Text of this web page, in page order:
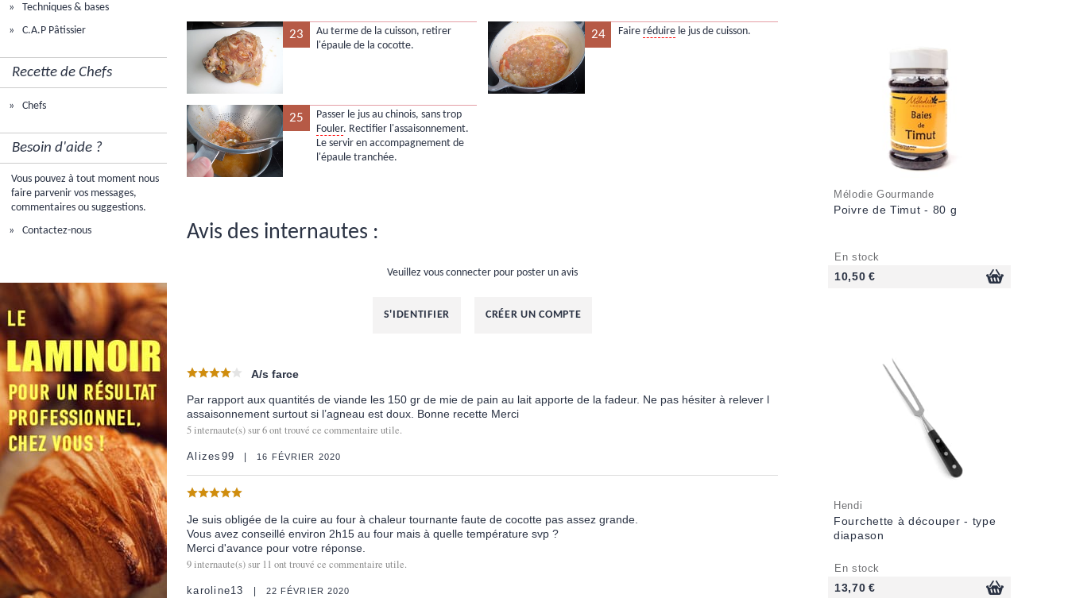
Techniques & bases
C.A.P Pâtissier
Recette de Chefs
Chefs
Besoin d'aide ?
Vous pouvez à tout moment nous
faire parvenir vos messages,
commentaires ou suggestions.
Contactez-nous
Mélodie Gourmande
Poivre de Timut - 80 g
En stock
10,50 €
Hendi
Fourchette à découper - type
diapason
En stock
13,70 €
23
Au terme de la cuisson, retirer
l'épaule de la cocotte.
24 Faire réduirele jus de cuisson.
25
Passer le jus au chinois, sans trop
Fouler. Rectifier l'assaisonnement.
Le servir en accompagnement de
l'épaule tranchée.
Avis des internautes :
Veuillez vous connecter pour poster un avis
S'IDENTIFIER CRÉER UN COMPTE
A/s farce
Par rapport aux quantités de viande les 150 gr de mie de pain au lait apporte de la fadeur. Ne pas hésiter à relever l
assaisonnement surtout si l’agneau est doux. Bonne recette Merci
5internaute(s) sur6ont trouvé ce commentaire utile.
Alizes99 16 FÉVRIER 2020
Je suis obligée de la cuire au four à chaleur tournante faute de cocotte pas assez grande.
Vous avez conseillé environ 2h15 au four mais à quelle température svp ?
Merci d'avance pour votre réponse.
9internaute(s) sur 11 ont trouvé ce commentaire utile.
karoline13 22 FÉVRIER 2020